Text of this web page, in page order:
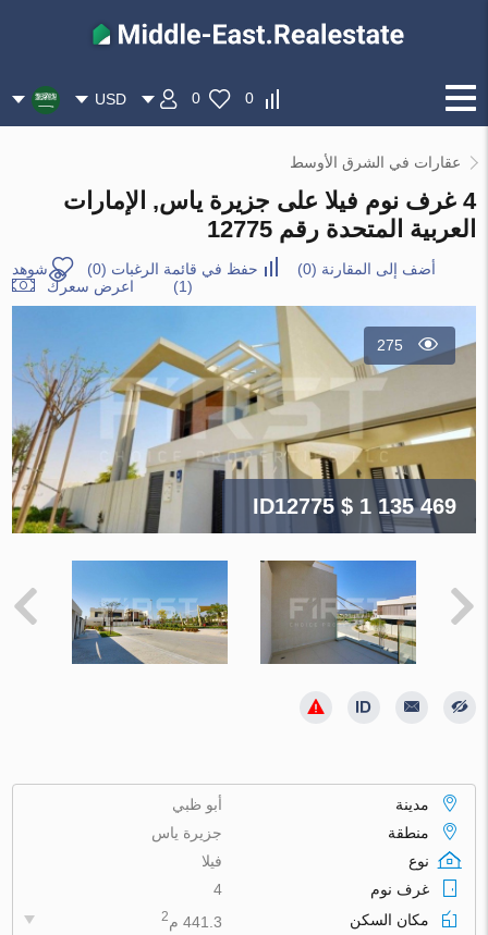
0
0
USD
عقارات في الشرق الأوسط
4 غرف نوم فيلا على جزيرة ياس, الإمارات
العربية المتحدة رقم 12775
أضف إلى المقارنة (
0
) حفظ في قائمة الرغبات (
0
)
شوهد
(1)
اعرض سعرك
275
ID12775$ 1 135 469
مدينة
أبو ظبي
منطقة
جزيرة ياس
نوع
فيلا
غرف نوم
4
مكان السكن
441.3 م 2